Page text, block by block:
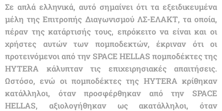
Σε απλά ελληνικά, αυτό σημαίνει ότι τα εξειδικευμένα
μέλη της Επιτροπής Διαγωνισμού ΛΣ-ΕΛΑΚΤ, τα οποία,
πέραν της κατάρτισής τους, επρόκειτο να είναι και οι
χρήστες αυτών των πομποδεκτών, έκριναν ότι οι
προτεινόμενοι από την SPACE HELLAS πομποδέκτες της
HYTERA κάλυπταν τις επιχειρησιακές απαιτήσεις.
Ωστόσο, ενώ οι πομποδέκτες της HYTERA κρίθηκαν
κατάλληλοι, όταν προσφέρθηκαν από την SPACE
HELLAS, αξιολογήθηκαν ως ακατάλληλοι, όταν